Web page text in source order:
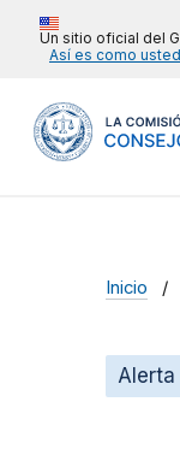
Un sitio oficial del
Así es como
Inicio